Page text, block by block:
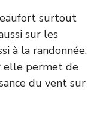
surtout
sur les
à la randonnée,
elle permet de
du vent sur